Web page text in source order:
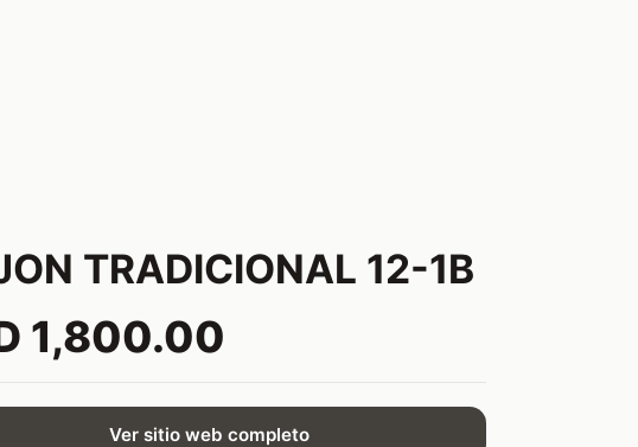
TRADICIONAL 12-1B
1,800.00
Ver sitio web completo